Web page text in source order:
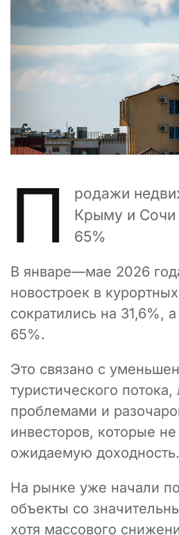
П
родажи
Крыму и Сочи
65%
В январе—мае 2026
новостроек в
сократились на 31,6%,
65%.
Это связано с
туристического
проблемами и
инвесторов, которые
ожидаемую доходность.
На рынке уже начали
объекты со
хотя массового